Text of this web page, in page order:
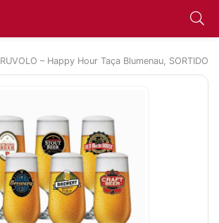
RUVOLO – Happy Hour Taça Blumenau, SORTIDO